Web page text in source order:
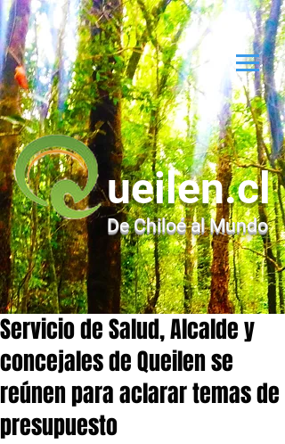
ueilen.cl
De Chiloé al Mundo
Servicio de Salud, Alcalde y
concejales de Queilen se
reúnen para aclarar temas de
presupuesto